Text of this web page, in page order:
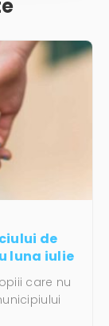
de
luna iulie
care nu